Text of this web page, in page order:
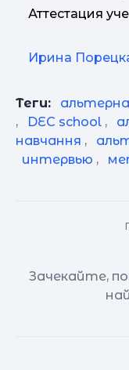
Аттестация
Ирина
Теги:
,
DEC school ,
навчання ,
интервью ,
Зачекайте,